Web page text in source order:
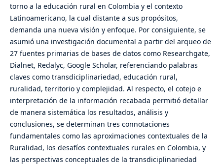
torno a la educación rural en Colombia y el contexto
Latinoamericano, la cual distante a sus propósitos,
demanda una nueva visión y enfoque. Por consiguiente, se
asumió una investigación documental a partir del arqueo de
27 fuentes primarias de bases de datos como Researchgate,
Dialnet, Redalyc, Google Scholar, referenciando palabras
claves como transdiciplinariedad, educación rural,
ruralidad, territorio y complejidad. Al respecto, el cotejo e
interpretación de la información recabada permitió detallar
de manera sistemática los resultados, análisis y
conclusiones, se determinan tres connotaciones
fundamentales como las aproximaciones contextuales de la
Ruralidad, los desafíos contextuales rurales en Colombia, y
las perspectivas conceptuales de la transdiciplinariedad